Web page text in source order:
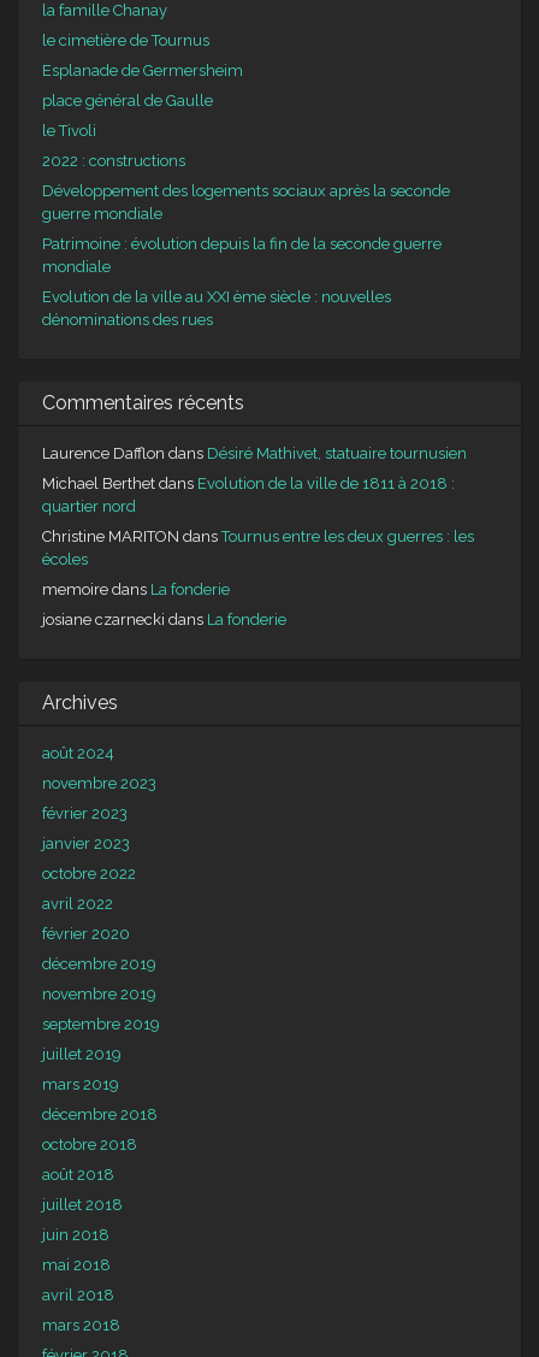
la famille Chanay
le cimetière de Tournus
Esplanade de Germersheim
place général de Gaulle
le Tivoli
2022 : constructions
Développement des logements sociaux après la seconde
guerre mondiale
Patrimoine : évolution depuis la fin de la seconde guerre
mondiale
Evolution de la ville au XXI ème siècle : nouvelles
dénominations des rues
Commentaires récents
Laurence Dafflon dans Désiré Mathivet, statuaire tournusien
Michael Berthet dans Evolution de la ville de 1811 à 2018 :
quartier nord
Christine MARITON dansTournus entre les deux guerres : les
écoles
memoire dans La fonderie
josiane czarnecki dans La fonderie
Archives
août 2024
novembre 2023
février 2023
janvier 2023
octobre 2022
avril 2022
février 2020
décembre 2019
novembre 2019
septembre 2019
juillet 2019
mars 2019
décembre 2018
octobre 2018
août 2018
juillet 2018
juin 2018
mai 2018
avril 2018
mars 2018